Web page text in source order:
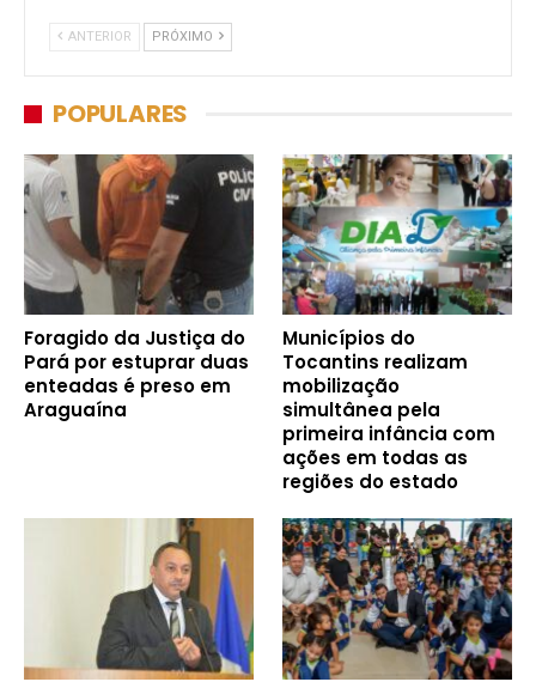
ANTERIOR PRÓXIMO
POPULARES
Foragido da Justiça do
Pará por estuprar duas
enteadas é preso em
Araguaína
Municípios do
Tocantins realizam
mobilização
simultânea pela
primeira infância com
ações em todas as
regiões do estado